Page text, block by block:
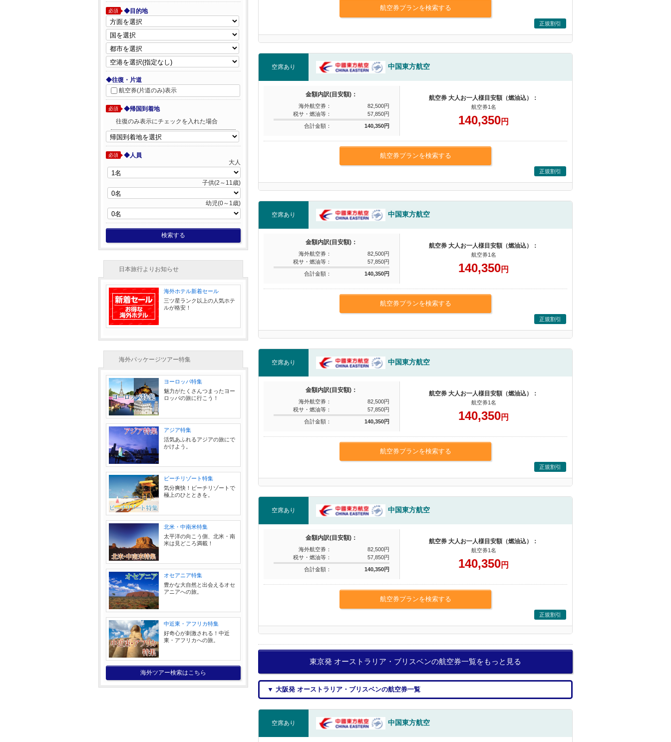
航空券プランを検索する
正規割引
空席あり 中国東方航空
金額内訳(目安額)：
海外航空券：
82,500円
税サ・燃油等：
57,850円
合計金額：
140,350円
航空券 大人お一人様目安額（燃油込）：
航空券1名
140,350円
航空券プランを検索する
正規割引
空席あり 中国東方航空
金額内訳(目安額)：
海外航空券：
82,500円
税サ・燃油等：
57,850円
合計金額：
140,350円
航空券 大人お一人様目安額（燃油込）：
航空券1名
140,350円
航空券プランを検索する
正規割引
空席あり 中国東方航空
金額内訳(目安額)：
海外航空券：
82,500円
税サ・燃油等：
57,850円
合計金額：
140,350円
航空券 大人お一人様目安額（燃油込）：
航空券1名
140,350円
航空券プランを検索する
正規割引
空席あり 中国東方航空
金額内訳(目安額)：
海外航空券：
82,500円
税サ・燃油等：
57,850円
合計金額：
140,350円
航空券 大人お一人様目安額（燃油込）：
航空券1名
140,350円
航空券プランを検索する
正規割引
東京発 オーストラリア・ブリスベンの航空券一覧をもっと見る
▼ 大阪発 オーストラリア・ブリスベンの航空券一覧
空席あり 中国東方航空
必須 ◆目的地
◆往復・片道
航空券(片道のみ)表示
必須
◆帰国到着地
往復のみ表示にチェックを入れた場合
必須
◆人員
大人
子供(2～11歳)
幼児(0～1歳)
検索する
日本旅行よりお知らせ
海外ホテル新着セール
三ツ星ランク以上の人気ホテ
ルが格安！
海外パッケージツアー特集
ヨーロッパ特集
魅力がたくさんつまったヨー
ロッパの旅に行こう！
アジア特集
活気あふれるアジアの旅にで
かけよう。
ビーチリゾート特集
気分爽快！ビーチリゾートで
極上のひとときを。
北米・中南米特集
太平洋の向こう側、北米・南
米は見どころ満載！
オセアニア特集
豊かな大自然と出会えるオセ
アニアへの旅。
中近東・アフリカ特集
好奇心が刺激される！中近
東・アフリカへの旅。
海外ツアー検索はこちら